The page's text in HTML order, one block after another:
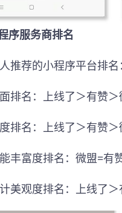
序服务商排名
推荐的小程序平台排名：
排名：上线了＞有赞＞
排名：上线了＞有赞＞
丰富度排名：微盟=有
美观度排名：上线了＞